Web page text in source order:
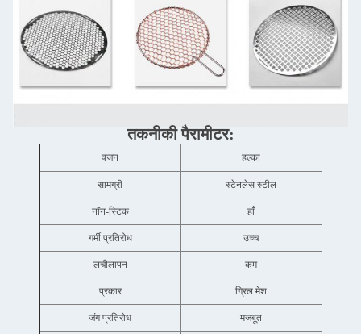
तकनीकी पैरामीटर:
वजन हल्का
सामग्री स्टेनलेस स्टील
नॉन-स्टिक हाँ
गर्मी प्रतिरोध उच्च
लचीलापन कम
प्रकार ग्रिल मेश
जंग प्रतिरोध मजबूत